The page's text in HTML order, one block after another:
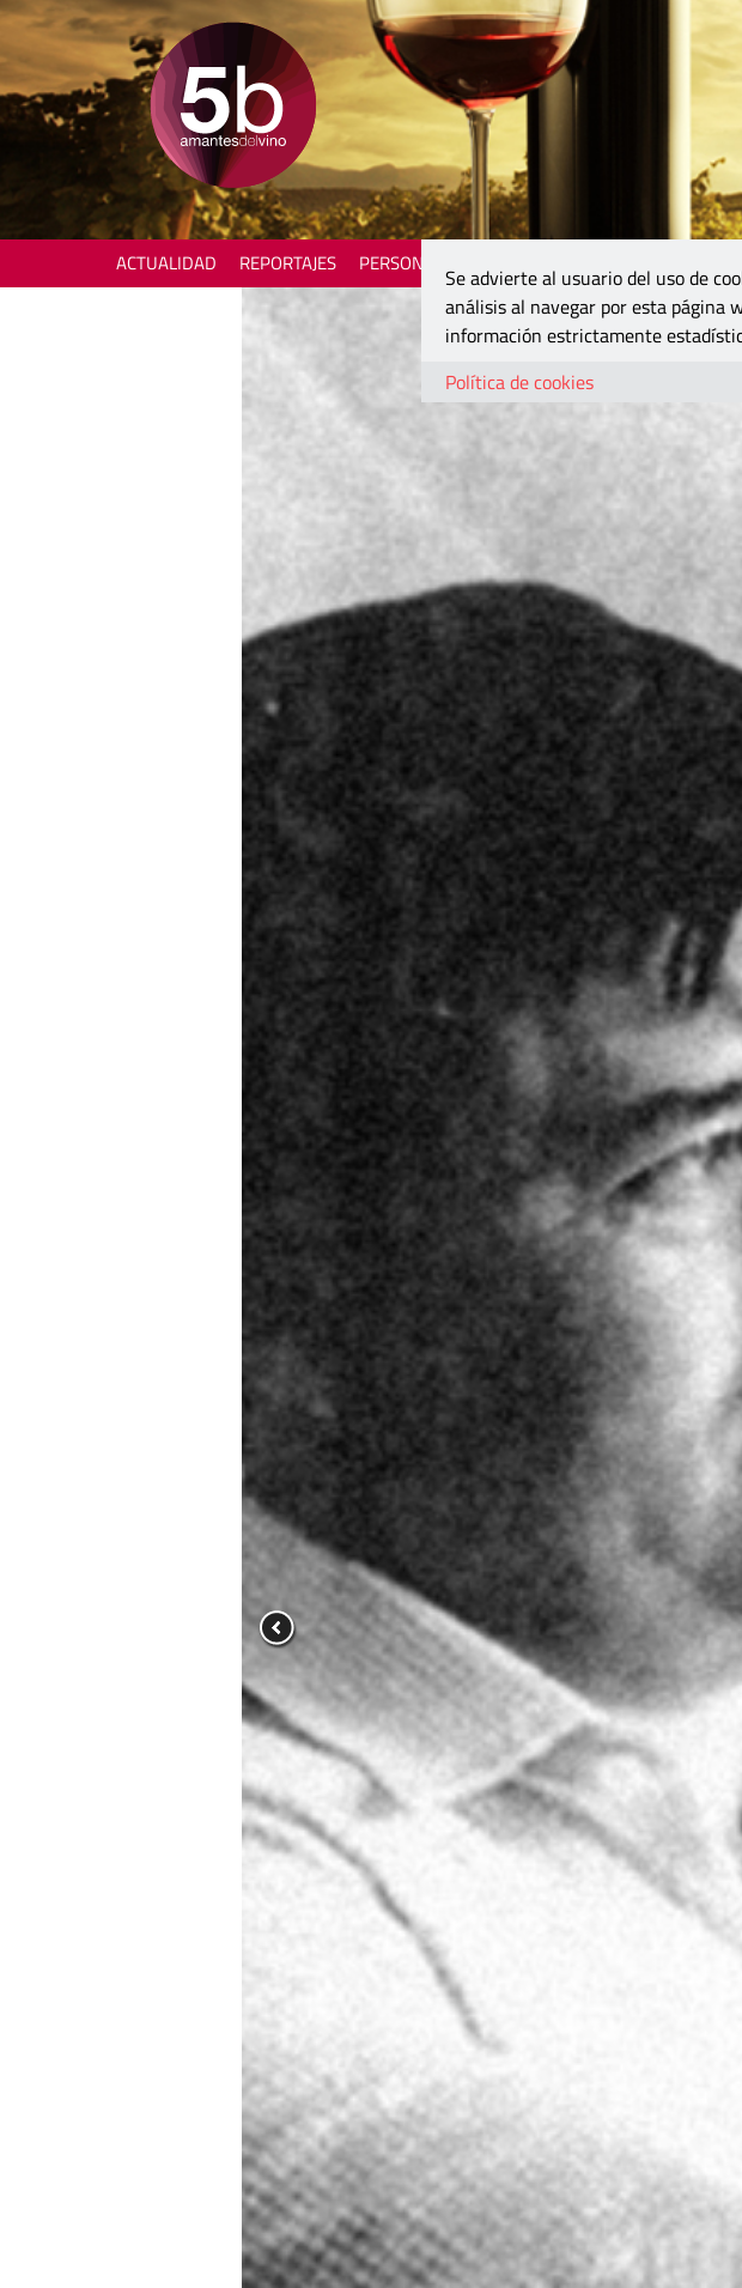
ACTUALIDAD REPORTAJES PERSONAJES
Se advierte al usuario del uso de
análisis al navegar por esta página
información estrictamente
Política de cookies